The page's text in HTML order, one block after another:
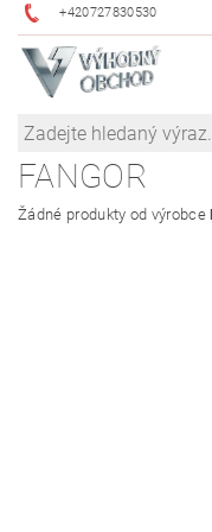
+420727830530
FANGOR
Žádné produkty od výrobce